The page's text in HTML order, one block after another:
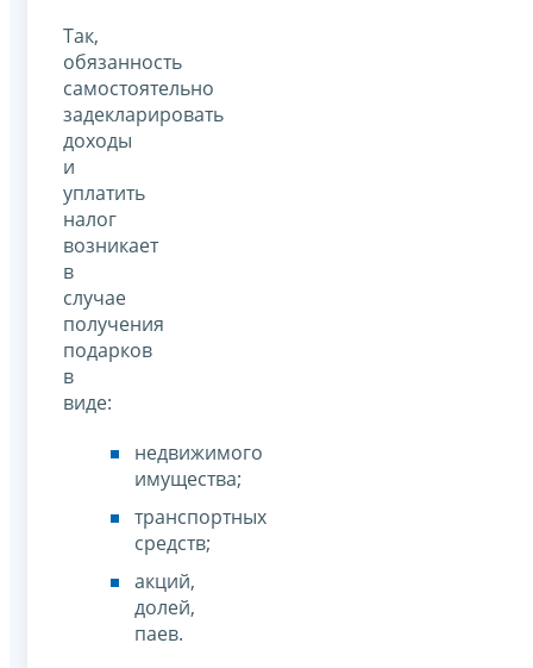
Так,
обязанность
самостоятельно
задекларировать
доходы
и
уплатить
налог
возникает
в
случае
получения
подарков
в
виде:
недвижимого
имущества;
транспортных
средств;
акций,
долей,
паев.